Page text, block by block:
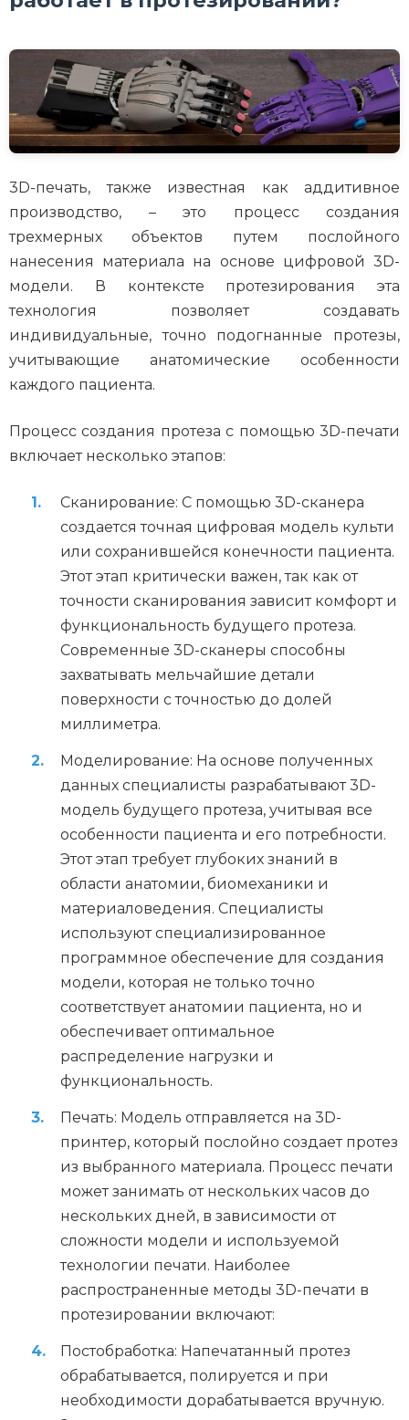
3D-печать, также известная как аддитивное
производство, – это процесс создания
трехмерных объектов путем послойного
нанесения материала на основе цифровой 3D-
модели. В контексте протезирования эта
технология позволяет создавать
индивидуальные, точно подогнанные протезы,
учитывающие анатомические особенности
каждого пациента.
Процесс создания протеза с помощью 3D-печати
включает несколько этапов:
Сканирование: С помощью 3D-сканера
создается точная цифровая модель культи
или сохранившейся конечности пациента.
Этот этап критически важен, так как от
точности сканирования зависит комфорт и
функциональность будущего протеза.
Современные 3D-сканеры способны
захватывать мельчайшие детали
поверхности с точностью до долей
миллиметра.
Моделирование: На основе полученных
данных специалисты разрабатывают 3D-
модель будущего протеза, учитывая все
особенности пациента и его потребности.
Этот этап требует глубоких знаний в
области анатомии, биомеханики и
материаловедения. Специалисты
используют специализированное
программное обеспечение для создания
модели, которая не только точно
соответствует анатомии пациента, но и
обеспечивает оптимальное
распределение нагрузки и
функциональность.
Печать: Модель отправляется на 3D-
принтер, который послойно создает протез
из выбранного материала. Процесс печати
может занимать от нескольких часов до
нескольких дней, в зависимости от
сложности модели и используемой
технологии печати. Наиболее
распространенные методы 3D-печати в
протезировании включают:
Постобработка: Напечатанный протез
обрабатывается, полируется и при
необходимости дорабатывается вручную.